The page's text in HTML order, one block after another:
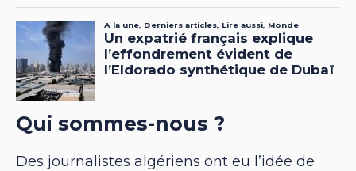
Qui sommes-nous ?
Des journalistes algériens ont eu l’idée de